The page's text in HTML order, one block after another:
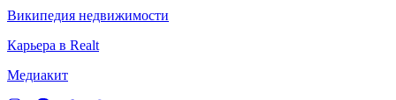
Википедия недвижимости
Карьера в Realt
Медиакит